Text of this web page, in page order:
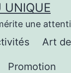
UNIQUE
une
Art
Promotion